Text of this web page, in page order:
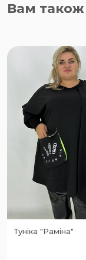
Вам
Туніка "Раміна"